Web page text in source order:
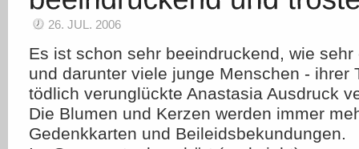
26. JUL. 2006
Es ist schon sehr beeindruckend, wie
und darunter viele junge Menschen - ihrer
tödlich verunglückte Anastasia Ausdruck
Die Blumen und Kerzen werden immer
Gedenkkarten und Beileidsbekundungen.